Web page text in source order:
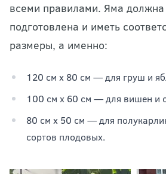
всеми правилами. Яма
подготовлена и иметь
размеры, а именно:
120 см х 80 см — для груш и
100 см х 60 см — для вишен и
80 см х 50 см — для
сортов плодовых.